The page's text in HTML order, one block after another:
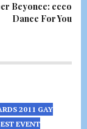
Beyonce: ecco
Dance For You
2011 GAY
EVENT